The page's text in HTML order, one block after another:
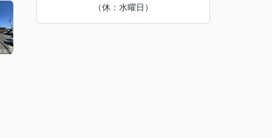
（休：水曜日）